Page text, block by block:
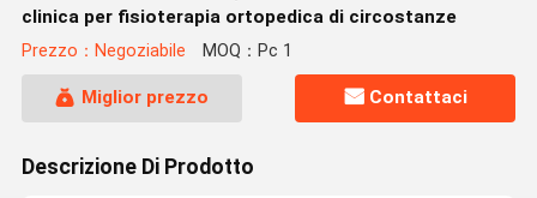
clinica per fisioterapia ortopedica di circostanze
Prezzo：Negoziabile MOQ：Pc 1
Miglior prezzo Contattaci
Descrizione Di Prodotto